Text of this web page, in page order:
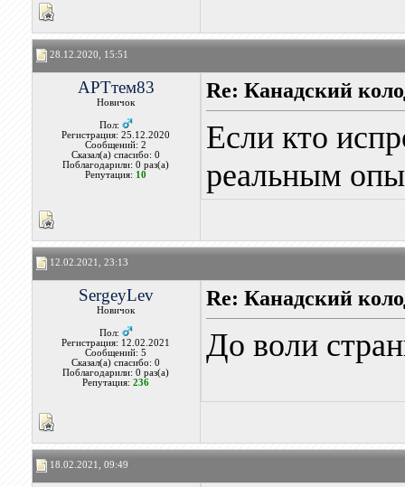
28.12.2020, 15:51
АРТтем83
Новичок
Пол:
Регистрация: 25.12.2020
Сообщений: 2
Сказал(а) спасибо: 0
Поблагодарили: 0 раз(а)
Репутация: 10
Re: Канадский
Если кто
реальным
12.02.2021, 23:13
SergeyLev
Новичок
Пол:
Регистрация: 12.02.2021
Сообщений: 5
Сказал(а) спасибо: 0
Поблагодарили: 0 раз(а)
Репутация:236
Re: Канадский
До воли
18.02.2021, 09:49